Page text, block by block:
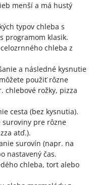
menší a má hustý
typov chleba s
programom klasik.
chleba z
a následné kysnutie
použiť rôzne
chlebové rožky, pizza
cesta (bez kysnutia).
suroviny pre rôzne
atď.).
surovín (napr. na
nastavený čas.
chleba, tort alebo